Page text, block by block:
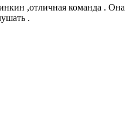
,отличная команда . Она
.